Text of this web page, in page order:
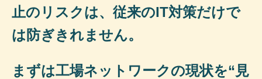
止のリスクは、従来のIT対策だけで
は防ぎきれません。
まずは工場ネットワークの現状を“見